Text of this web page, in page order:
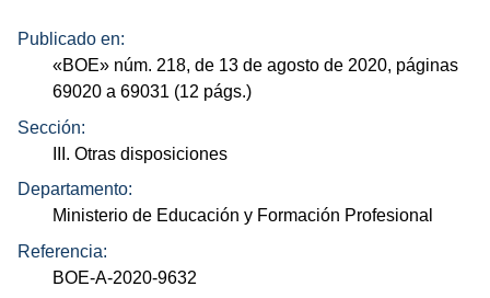
Publicado en:
«BOE» núm. 218, de 13 de agosto de 2020, páginas
69020 a 69031 (12 págs.)
Sección:
III. Otras disposiciones
Departamento:
Ministerio de Educación y Formación Profesional
Referencia:
BOE-A-2020-9632